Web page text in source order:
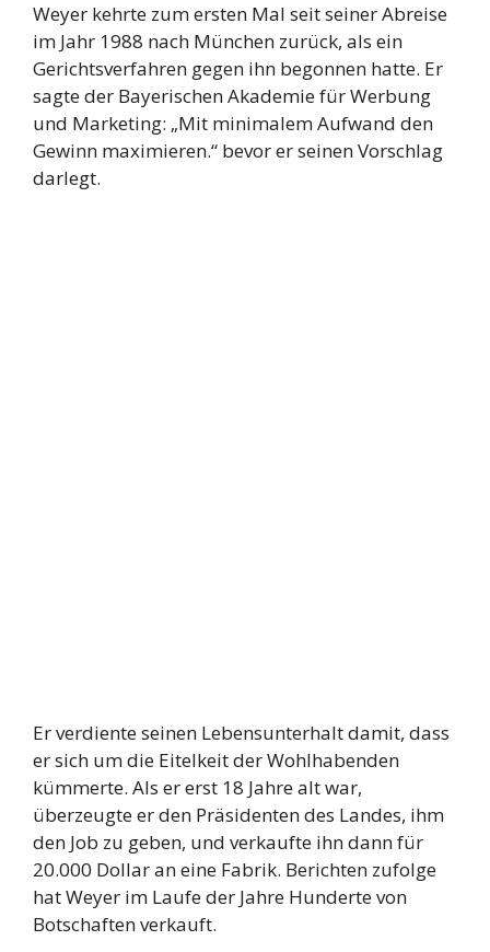
Weyer kehrte zum ersten Mal seit seiner Abreise
im Jahr 1988 nach München zurück, als ein
Gerichtsverfahren gegen ihn begonnen hatte. Er
sagte der Bayerischen Akademie für Werbung
und Marketing: „Mit minimalem Aufwand den
Gewinn maximieren.“ bevor er seinen Vorschlag
darlegt.
Er verdiente seinen Lebensunterhalt damit, dass
er sich um die Eitelkeit der Wohlhabenden
kümmerte. Als er erst 18 Jahre alt war,
überzeugte er den Präsidenten des Landes, ihm
den Job zu geben, und verkaufte ihn dann für
20.000 Dollar an eine Fabrik. Berichten zufolge
hat Weyer im Laufe der Jahre Hunderte von
Botschaften verkauft.